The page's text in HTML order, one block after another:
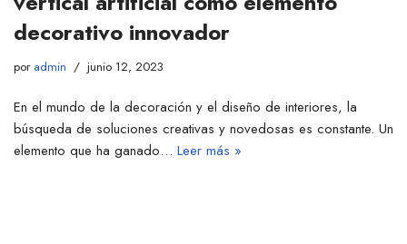
decorativo innovador
por admin junio 12, 2023
En el mundo de la decoración y el diseño de interiores, la
búsqueda de soluciones creativas y novedosas es constante. Un
elemento que ha ganado… Leer más »